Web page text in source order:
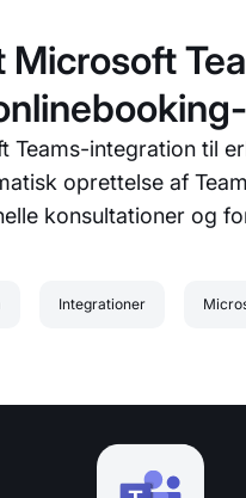
Microsoft
Teams-integration til
oprettelse af
konsultationer og
Integrationer